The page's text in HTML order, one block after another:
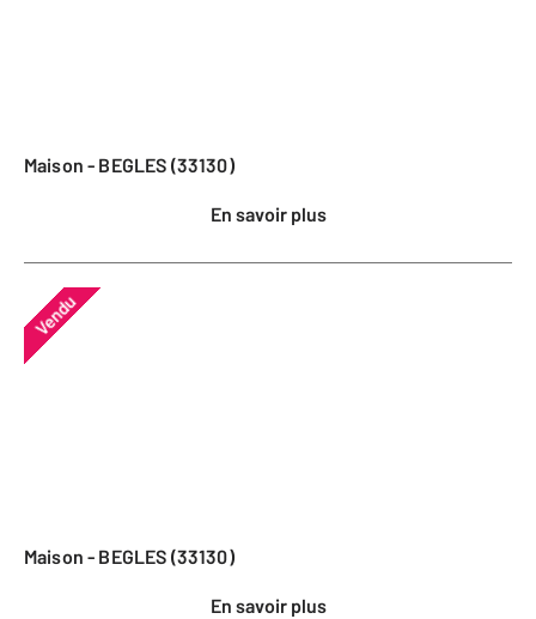
Maison - BEGLES (33130)
En savoir plus
Vendu
Maison - BEGLES (33130)
En savoir plus